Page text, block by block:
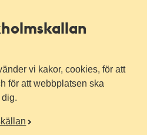
vi kakor, cookies, för att
för att webbplatsen ska